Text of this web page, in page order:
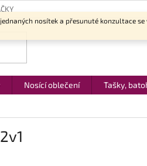
nosítek a přesunuté konzultace
Nosící oblečení Tašky,